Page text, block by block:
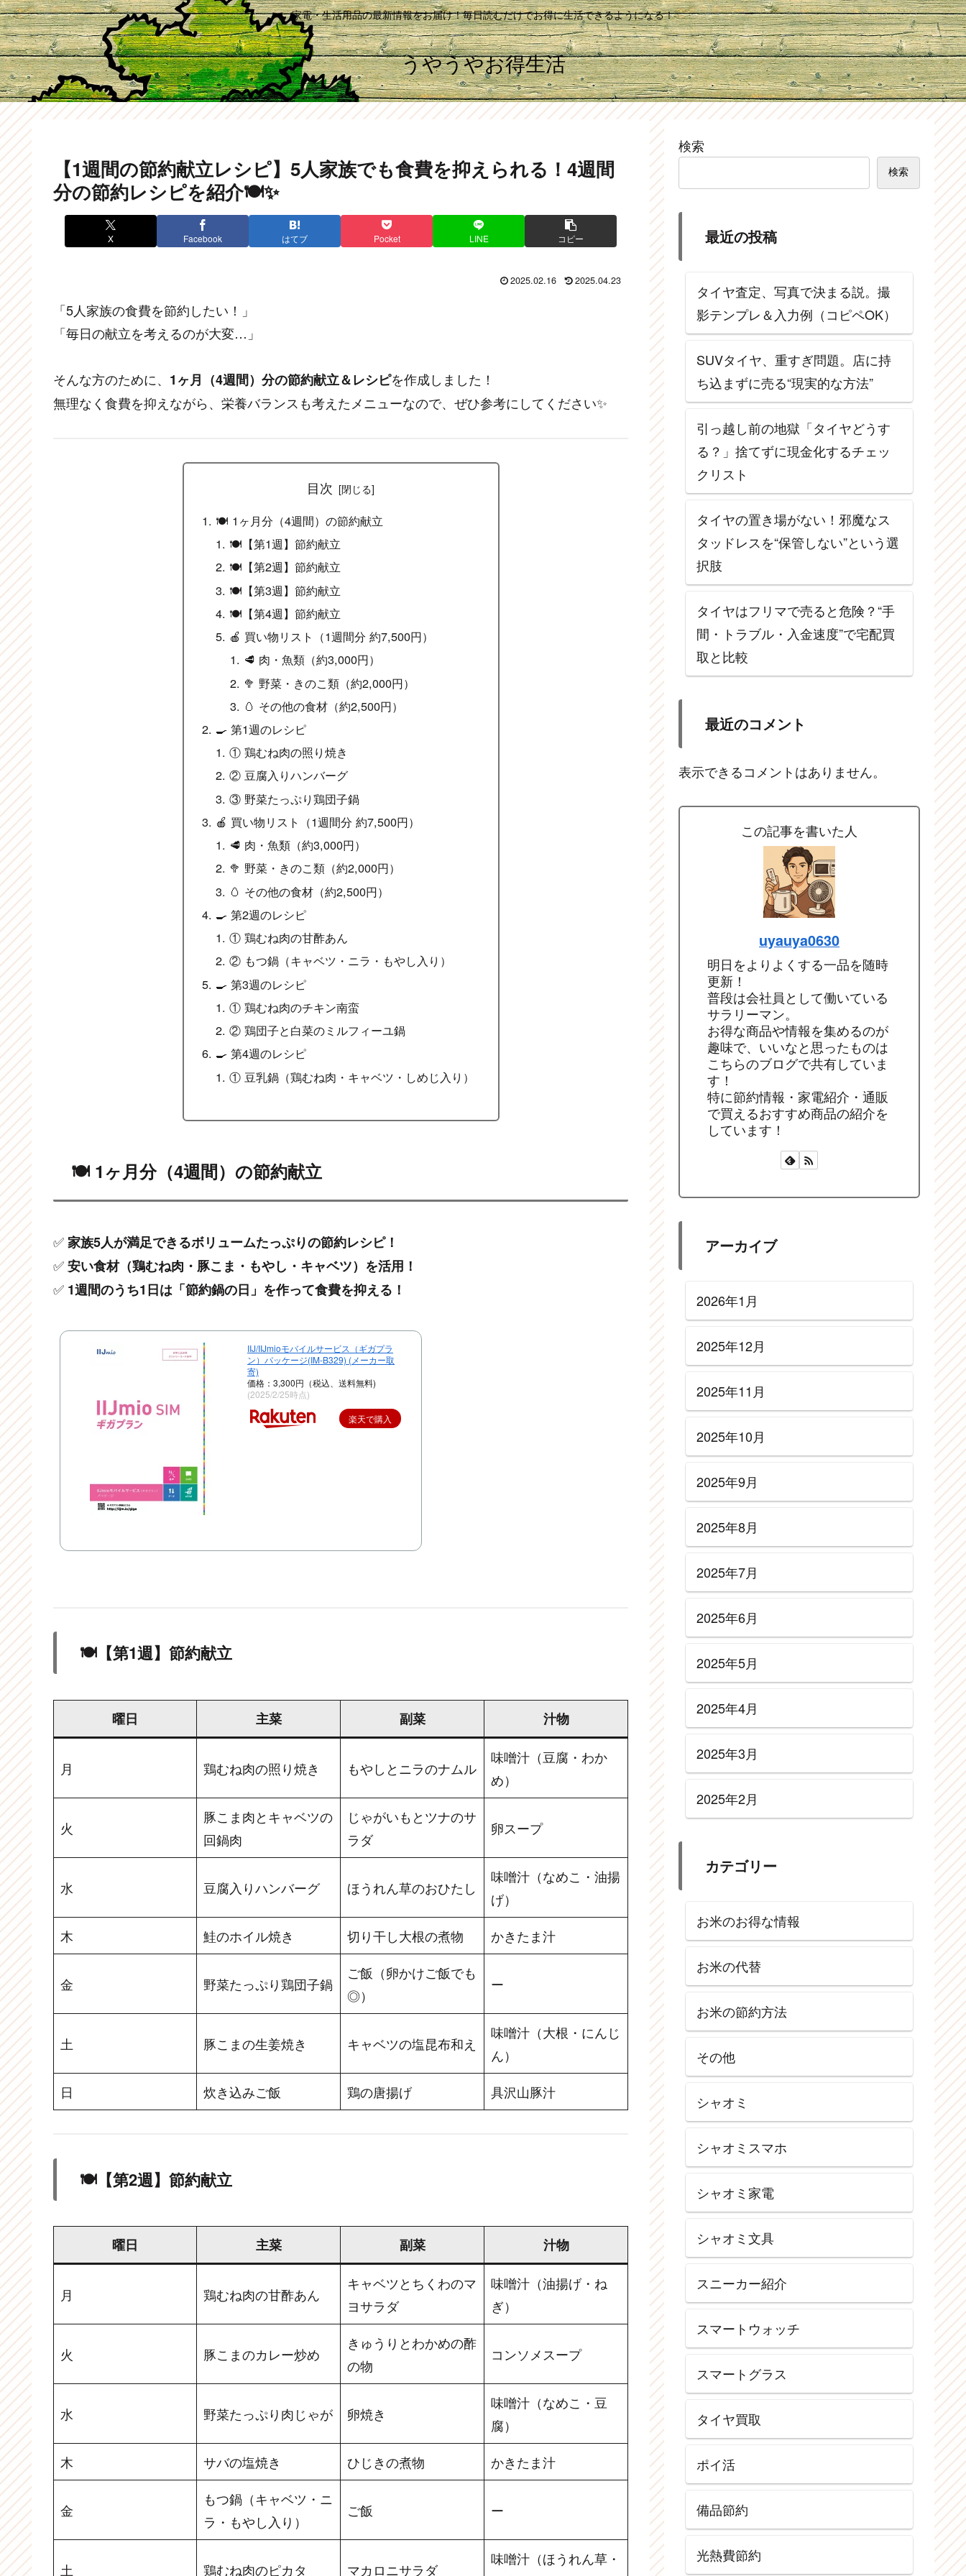
家電・生活用品の最新情報をお届け！毎日読むだけでお得に生活できるようになる！
うやうやお得生活
【1週間の節約献立レシピ】5人家族でも食費を抑えられる！4週間
分の節約レシピを紹介🍽✨
X Facebook はてブ Pocket LINE コピー
2025.02.16 2025.04.23
「5人家族の食費を節約したい！」
「毎日の献立を考えるのが大変…」
そんな方のために、 1ヶ月（4週間）分の節約献立＆レシピを作成しました！
無理なく食費を抑えながら、栄養バランスも考えたメニューなので、ぜひ参考にしてください✨
目次
🍽 1ヶ月分（4週間）の節約献立
🍽【第1週】節約献立
🍽【第2週】節約献立
🍽【第3週】節約献立
🍽【第4週】節約献立
🍎 買い物リスト（1週間分 約7,500円）
🥩 肉・魚類（約3,000円）
🥦 野菜・きのこ類（約2,000円）
🥚 その他の食材（約2,500円）
🍳 第1週のレシピ
① 鶏むね肉の照り焼き
② 豆腐入りハンバーグ
③ 野菜たっぷり鶏団子鍋
🍎 買い物リスト（1週間分 約7,500円）
🥩 肉・魚類（約3,000円）
🥦 野菜・きのこ類（約2,000円）
🥚 その他の食材（約2,500円）
🍳 第2週のレシピ
① 鶏むね肉の甘酢あん
② もつ鍋（キャベツ・ニラ・もやし入り）
🍳 第3週のレシピ
① 鶏むね肉のチキン南蛮
② 鶏団子と白菜のミルフィーユ鍋
🍳 第4週のレシピ
① 豆乳鍋（鶏むね肉・キャベツ・しめじ入り）
🍽 1ヶ月分（4週間）の節約献立
✅家族5人が満足できるボリュームたっぷりの節約レシピ！
✅安い食材（鶏むね肉・豚こま・もやし・キャベツ）を活用！
✅ 1週間のうち1日は「節約鍋の日」を作って食費を抑える！
IIJ/IIJmioモバイルサービス（ギガプラ
ン）パッケージ(IM-B329) (メーカー取
寄)
価格：3,300円（税込、送料無料)
(2025/2/25時点)
楽天で購入
🍽【第1週】節約献立
曜日 主菜 副菜 汁物
月 鶏むね肉の照り焼き もやしとニラのナムル
味噌汁（豆腐・わか
め）
火
豚こま肉とキャベツの
回鍋肉
じゃがいもとツナのサ
ラダ
卵スープ
水 豆腐入りハンバーグ ほうれん草のおひたし
味噌汁（なめこ・油揚
げ）
木
鮭のホイル焼き 切り干し大根の煮物 かきたま汁
金 野菜たっぷり鶏団子鍋
ご飯（卵かけご飯でも
◎）
ー
土 豚こまの生姜焼き キャベツの塩昆布和え
味噌汁（大根・にんじ
ん）
日
炊き込みご飯 鶏の唐揚げ 具沢山豚汁
🍽【第2週】節約献立
曜日 主菜 副菜 汁物
月 鶏むね肉の甘酢あん
キャベツとちくわのマ
ヨサラダ
味噌汁（油揚げ・ね
ぎ）
火 豚こまのカレー炒め
きゅうりとわかめの酢
の物
コンソメスープ
水 野菜たっぷり肉じゃが 卵焼き
味噌汁（なめこ・豆
腐）
木
サバの塩焼き ひじきの煮物 かきたま汁
金
もつ鍋（キャベツ・ニ
ラ・もやし入り）
ご飯 ー
土 鶏むね肉のピカタ マカロニサラダ
味噌汁（ほうれん草・
検索
検索
最近の投稿
タイヤ査定、写真で決まる説。撮
影テンプレ＆入力例（コピペOK）
SUVタイヤ、重すぎ問題。店に持
ち込まずに売る“現実的な方法”
引っ越し前の地獄「タイヤどうす
る？」捨てずに現金化するチェッ
クリスト
タイヤの置き場がない！邪魔なス
タッドレスを“保管しない”という選
択肢
タイヤはフリマで売ると危険？“手
間・トラブル・入金速度”で宅配買
取と比較
最近のコメント
表示できるコメントはありません。
この記事を書いた人
uyauya0630
明日をよりよくする一品を随時
更新！
普段は会社員として働いている
サラリーマン。
お得な商品や情報を集めるのが
趣味で、いいなと思ったものは
こちらのブログで共有していま
す！
特に節約情報・家電紹介・通販
で買えるおすすめ商品の紹介を
しています！
アーカイブ
2026年1月
2025年12月
2025年11月
2025年10月
2025年9月
2025年8月
2025年7月
2025年6月
2025年5月
2025年4月
2025年3月
2025年2月
カテゴリー
お米のお得な情報
お米の代替
お米の節約方法
その他
シャオミ
シャオミスマホ
シャオミ家電
シャオミ文具
スニーカー紹介
スマートウォッチ
スマートグラス
タイヤ買取
ポイ活
備品節約
光熱費節約